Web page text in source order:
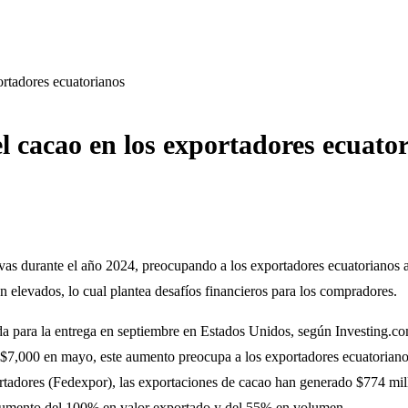
ecuatorianos
en los exportadores
durante el año 2024, preocupando a los exportadores
elevados, lo cual plantea desafíos financieros para los compradores.
la entrega en septiembre en Estados Unidos, según
en mayo, este aumento preocupa a los exportadores
(Fedexpor), las exportaciones de cacao han generado $774